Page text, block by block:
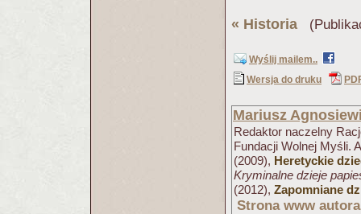
« Historia
Wyślij mailem..
Wersja do druku
Mariusz
Redaktor naczelny
Fundacji Wolnej Myśli.
(2009), Heretyckie
Kryminalne dzieje
(2012), Zapomniane
Strona www autora